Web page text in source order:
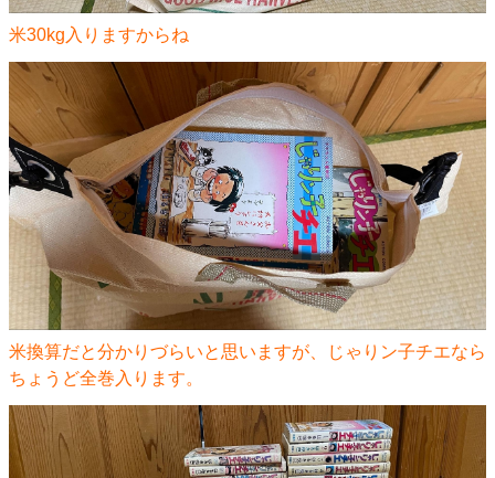
米30kg入りますからね
米換算だと分かりづらいと思いますが、じゃりン子チエなら
ちょうど全巻入ります。